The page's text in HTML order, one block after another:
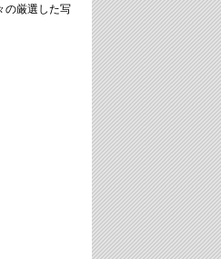
の厳選した写